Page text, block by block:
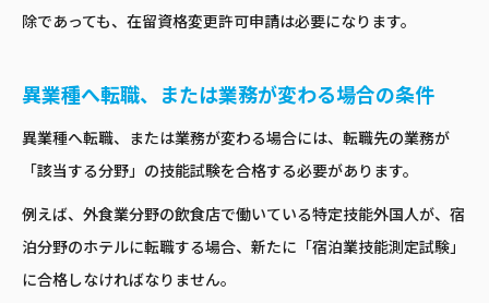
除であっても、在留資格変更許可申請は必要になります。
異業種へ転職、または業務が変わる場合の条件
異業種へ転職、または業務が変わる場合には、転職先の業務が
「該当する分野」の技能試験を合格する必要があります。
例えば、外食業分野の飲食店で働いている特定技能外国人が、宿
泊分野のホテルに転職する場合、新たに「宿泊業技能測定試験」
に合格しなければなりません。